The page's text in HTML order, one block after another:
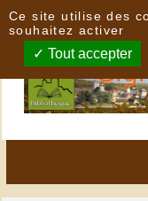
Ce site utilise des
souhaitez activer
Tout accepter